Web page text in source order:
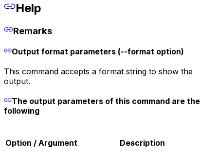
Help
Remarks
Output format parameters (--format option)
This command accepts a format string to show the
output.
The output parameters of this command are the
following
Option / Argument Description